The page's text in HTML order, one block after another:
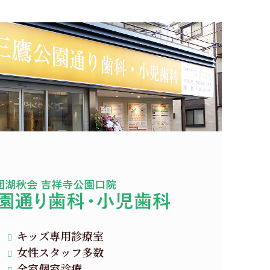
キッズ専用診療室
女性スタッフ多数